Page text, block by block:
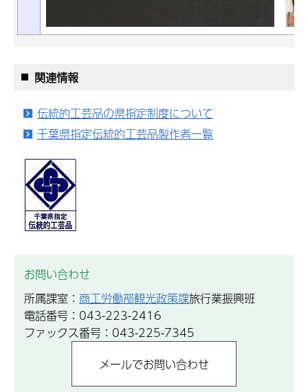
関連情報
伝統的工芸品の県指定制度について
千葉県指定伝統的工芸品製作者一覧
お問い合わせ
所属課室： 商工労働部観光政策課旅行業振興班
電話番号：043-223-2416
ファックス番号：043-225-7345